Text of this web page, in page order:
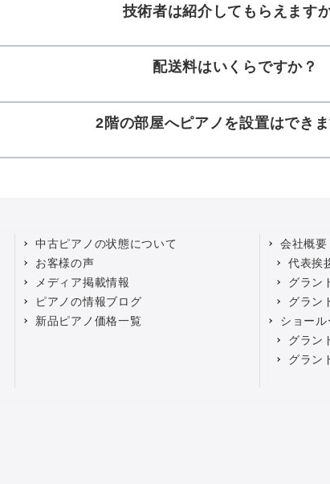
技術者は紹介してもらえます
配送料はいくらですか？
2階の部屋へピアノを設置はできま
中古ピアノの状態について
お客様の声
メディア掲載情報
ピアノの情報ブログ
新品ピアノ価格一覧
会社概要
代表挨
グラン
グラン
ショー
グラン
グラン